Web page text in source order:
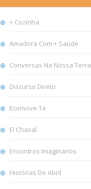
+ Cozinha
Amadora Com + Saúde
Conversas Na Nossa Terra
Discurso Direto
Ecomove-Te
El Chaval
Encontros Imaginarios
Histórias De Abril